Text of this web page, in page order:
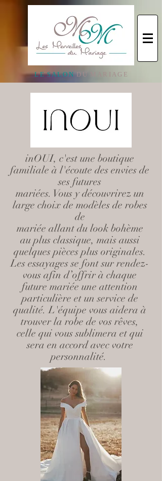
L E S A L O N D U M A R I A G E
inOUI, c'est une boutique
familiale à l'écoute des envies de
ses futures
mariées. Vous y découvrirez un
large choix de modèles de robes
de
mariée allant du look bohème
au plus classique, mais aussi
quelques pièces plus originales.
Les essayages se font sur rendez-
vous afin d’offrir à chaque
future mariée une attention
particulière et un service de
qualité. L'équipe vous aidera à
trouver la robe de vos rêves,
celle qui vous sublimera et qui
sera en accord avec votre
personnalité.